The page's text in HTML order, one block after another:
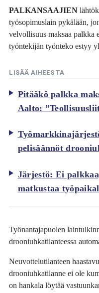
PALKANSAAJIEN
työsopimuslain pykälään,
velvollisuus maksaa palkka
työntekijän työnteko estyy
LISÄÄ AIHEESTA
Pitääkö palkka
Aalto:
pelisäännöt
Järjestö: Ei
matkustaa
Työnantajapuolen
drooniuhkatilanteessa
Neuvottelutilanteen
drooniuhkatilanne ei ole
on hankala löytää